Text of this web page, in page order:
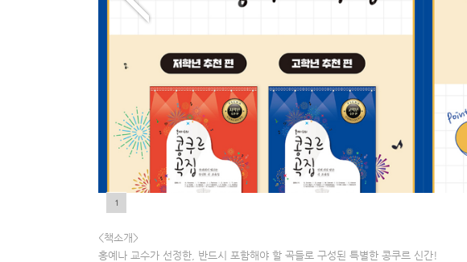
1579
<책소개>
홍예나 교수가 선정한, 반드시 포함해야 할 곡들로 구성된 특별한 콩쿠르 신간!